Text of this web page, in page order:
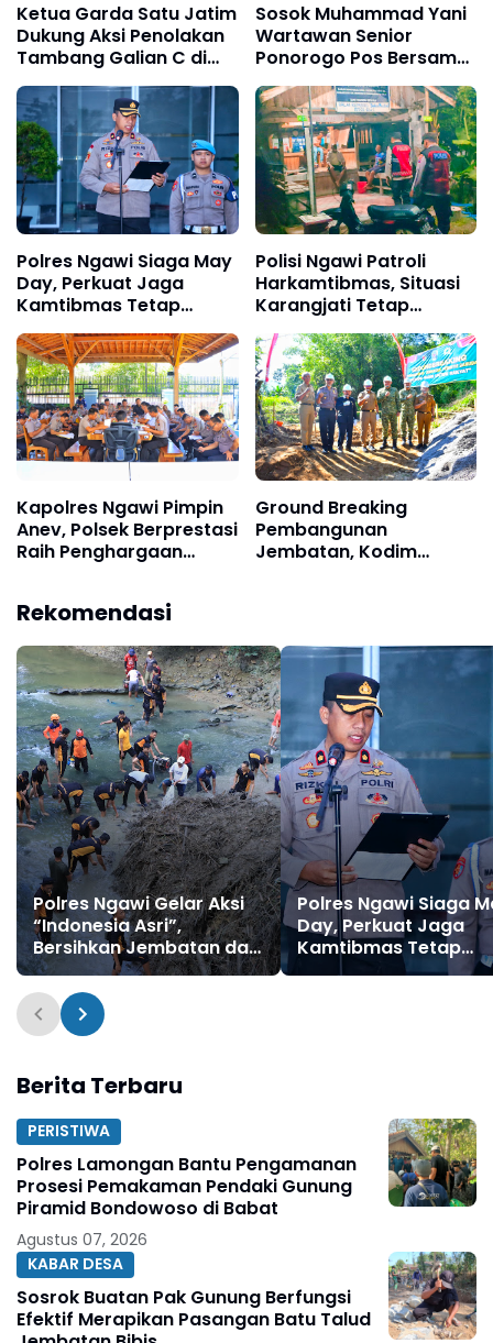
Ketua Garda Satu Jatim
Dukung Aksi Penolakan
Tambang Galian C di
Banyuwangi
Sosok Muhammad Yani
Wartawan Senior
Ponorogo Pos Bersama
Istri Akan Berangkat
Haji, Menggapai Asa
Selama 14 Tahun
Polres Ngawi Siaga May
Day, Perkuat Jaga
Kamtibmas Tetap
Kondusif
Polisi Ngawi Patroli
Harkamtibmas, Situasi
Karangjati Tetap
Kondusif
Kapolres Ngawi Pimpin
Anev, Polsek Berprestasi
Raih Penghargaan
Ground Breaking
Pembangunan
Jembatan, Kodim
Rekomendasi
Polres Ngawi Gelar Aksi
“Indonesia Asri”,
Bersihkan Jembatan dan
Sungai Cegah Banjir
Polres Ngawi Siaga
Day, Perkuat Jaga
Kamtibmas Tetap
Kondusif
Berita Terbaru
PERISTIWA
Polres Lamongan Bantu Pengamanan
Prosesi Pemakaman Pendaki Gunung
Piramid Bondowoso di Babat
Agustus 07, 2026
KABAR DESA
Sosrok Buatan Pak Gunung Berfungsi
Efektif Merapikan Pasangan Batu Talud